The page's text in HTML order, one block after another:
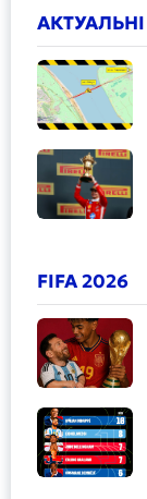
АКТУАЛЬНІ
FIFA 2026